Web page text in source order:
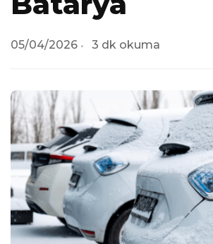
05/04/2026 3 dk okuma